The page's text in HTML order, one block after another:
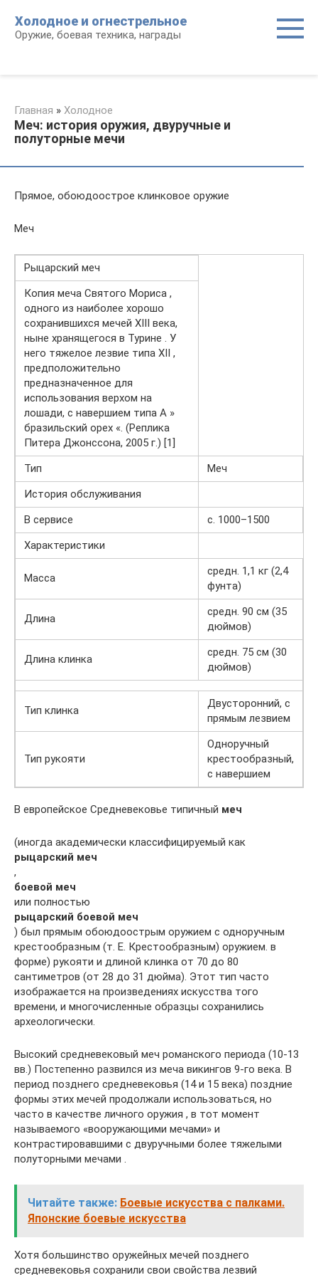
контенту
Холодное и огнестрельное
Оружие, боевая техника, награды
Главная » Холодное
Меч: история оружия, двуручные и
полуторные мечи
Прямое, обоюдоострое клинковое оружие
Меч
Рыцарский меч
Копия меча Святого Мориса ,
одного из наиболее хорошо
сохранившихся мечей XIII века,
ныне хранящегося в Турине . У
него тяжелое лезвие типа XII ,
предположительно
предназначенное для
использования верхом на
лошади, с навершием типа А »
бразильский орех «. (Реплика
Питера Джонссона, 2005 г.) [1]
Тип
Меч
История обслуживания
В сервисе
c. 1000–1500
Характеристики
Масса
средн. 1,1 кг (2,4
фунта)
Длина
средн. 90 см (35
дюймов)
Длина клинка
средн. 75 см (30
дюймов)
Тип клинка
Двусторонний, с
прямым лезвием
Тип рукояти
Одноручный
крестообразный,
с навершием
В европейское Средневековье типичный меч
(иногда академически классифицируемый как
рыцарский меч
,
боевой меч
или полностью
рыцарский боевой меч
) был прямым обоюдоострым оружием с одноручным
крестообразным (т. Е. Крестообразным) оружием. в
форме) рукояти и длиной клинка от 70 до 80
сантиметров (от 28 до 31 дюйма). Этот тип часто
изображается на произведениях искусства того
времени, и многочисленные образцы сохранились
археологически.
Высокий средневековый меч романского периода (10-13
вв.) Постепенно развился из меча викингов 9-го века. В
период позднего средневековья (14 и 15 века) поздние
формы этих мечей продолжали использоваться, но
часто в качестве личного оружия , в тот момент
называемого «вооружающими мечами» и
контрастировавшими с двуручными более тяжелыми
полуторными мечами .
Читайте также: Боевые искусства с палками.
Японские боевые искусства
Хотя большинство оружейных мечей позднего
средневековья сохранили свои свойства лезвий